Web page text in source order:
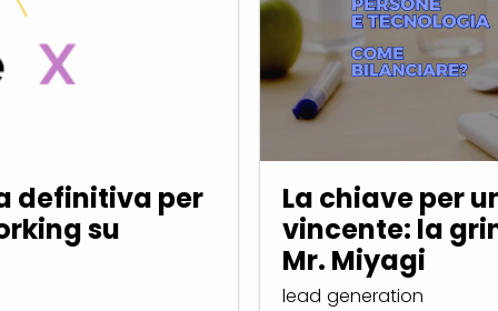
definitiva per
su
La chiave per
vincente: la
Mr. Miyagi
lead generation